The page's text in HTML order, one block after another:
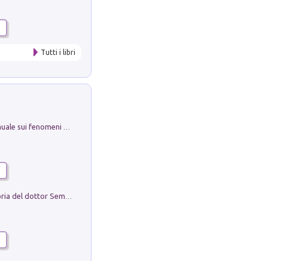
Tutti i libri
Genio ed epidemia. La storia del dottor Semmelweis, il Salvatore delle Madri